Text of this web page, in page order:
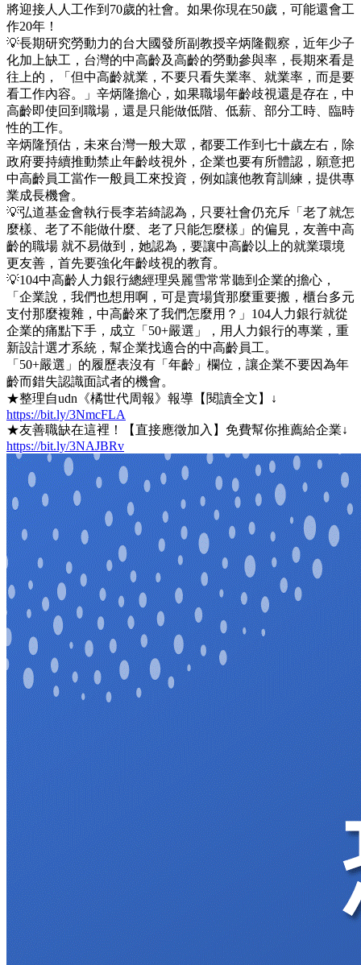
將迎接人人工作到70歲的社會。如果你現在50歲，可能還會工
作20年！
💡長期研究勞動力的台大國發所副教授辛炳隆觀察，近年少子
化加上缺工，台灣的中高齡及高齡的勞動參與率，長期來看是
往上的，「但中高齡就業，不要只看失業率、就業率，而是要
看工作內容。」辛炳隆擔心，如果職場年齡歧視還是存在，中
高齡即使回到職場，還是只能做低階、低薪、部分工時、臨時
性的工作。
辛炳隆預估，未來台灣一般大眾，都要工作到七十歲左右，除
政府要持續推動禁止年齡歧視外，企業也要有所體認，願意把
中高齡員工當作一般員工來投資，例如讓他教育訓練，提供專
業成長機會。
💡弘道基金會執行長李若綺認為，只要社會仍充斥「老了就怎
麼樣、老了不能做什麼、老了只能怎麼樣」的偏見，友善中高
齡的職場 就不易做到，她認為，要讓中高齡以上的就業環境
更友善，首先要強化年齡歧視的教育。
💡104中高齡人力銀行總經理吳麗雪常常聽到企業的擔心，
「企業說，我們也想用啊，可是賣場貨那麼重要搬，櫃台多元
支付那麼複雜，中高齡來了我們怎麼用？」104人力銀行就從
企業的痛點下手，成立「50+嚴選」，用人力銀行的專業，重
新設計選才系統，幫企業找適合的中高齡員工。
「50+嚴選」的履歷表沒有「年齡」欄位，讓企業不要因為年
齡而錯失認識面試者的機會。
★整理自udn《橘世代周報》報導【閱讀全文】↓
https://bit.ly/3NmcFLA
★友善職缺在這裡！【直接應徵加入】免費幫你推薦給企業↓
https://bit.ly/3NAJBRv